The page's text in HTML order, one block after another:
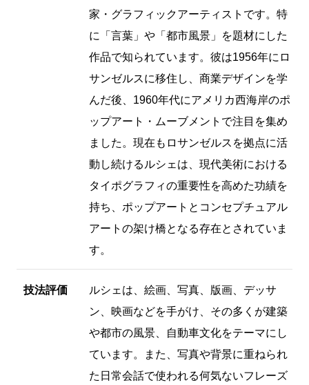
家・グラフィックアーティストです。特
に「言葉」や「都市風景」を題材にした
作品で知られています。彼は1956年にロ
サンゼルスに移住し、商業デザインを学
んだ後、1960年代にアメリカ西海岸のポ
ップアート・ムーブメントで注目を集め
ました。現在もロサンゼルスを拠点に活
動し続けるルシェは、現代美術における
タイポグラフィの重要性を高めた功績を
持ち、ポップアートとコンセプチュアル
アートの架け橋となる存在とされていま
す。
技法評価
ルシェは、絵画、写真、版画、デッサ
ン、映画などを手がけ、その多くが建築
や都市の風景、自動車文化をテーマにし
ています。また、写真や背景に重ねられ
た日常会話で使われる何気ないフレーズ